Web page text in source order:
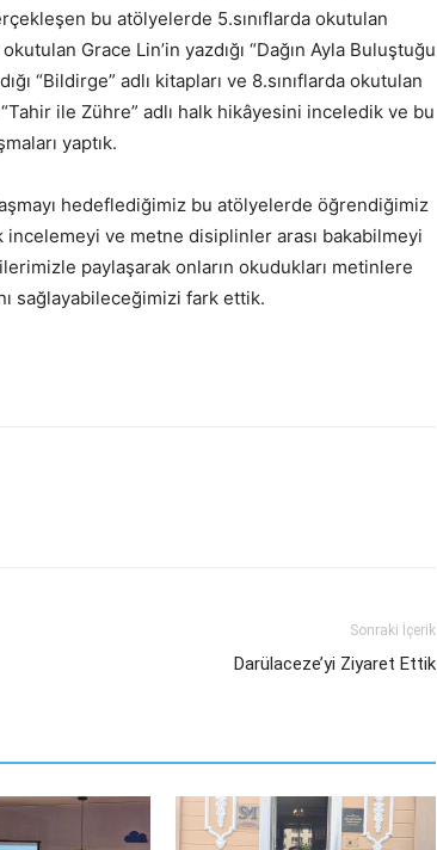
bu atölyelerde 5.sınıflarda okutulan
Grace Lin’in yazdığı “Dağın Ayla Buluştuğu
“Bildirge” adlı kitapları ve 8.sınıflarda okutulan
ile Zühre” adlı halk hikâyesini inceledik ve bu
yaptık.
hedeflediğimiz bu atölyelerde öğrendiğimiz
ve metne disiplinler arası bakabilmeyi
paylaşarak onların okudukları metinlere
sağlayabileceğimizi fark ettik.
Sonraki İçerik
Darülaceze’yi Ziyaret Ettik